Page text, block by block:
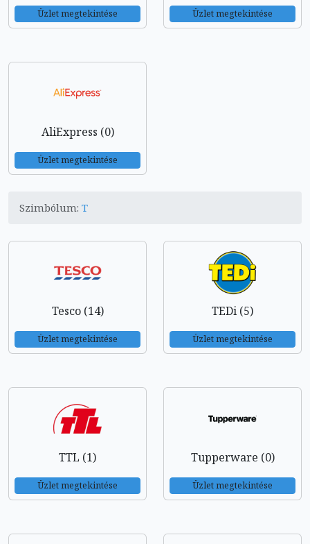
Üzlet megtekintése Üzlet megtekintése
AliExpress (0)
Üzlet megtekintése
Szimbólum: T
Tesco (14)
Üzlet megtekintése
TEDi (5)
Üzlet megtekintése
TTL (1)
Üzlet megtekintése
Tupperware (0)
Üzlet megtekintése